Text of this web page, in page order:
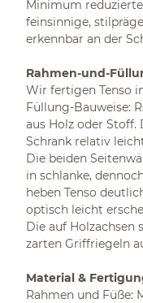
Minimum
feinsinnige,
erkennbar an der
Rahmen-und-
Wir fertigen Tenso
Füllung-Bauweise:
aus Holz oder
Schrank relativ
Die beiden
in schlanke,
heben Tenso
optisch leicht
Die auf Holzachsen
zarten Griffriegeln
Material &
Rahmen und Füße: